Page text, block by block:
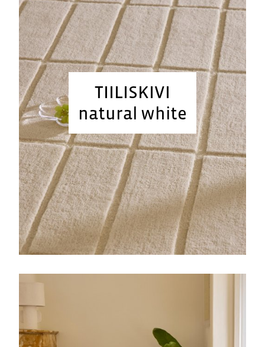
TIILISKIVI
natural white